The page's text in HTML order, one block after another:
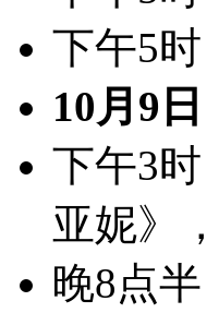
下午5时
10月9日
下午3时
亚妮》
晚8点半